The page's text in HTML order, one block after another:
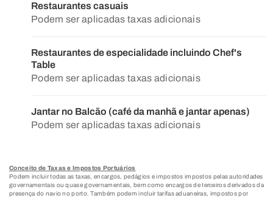
Restaurantes casuais
Podem ser aplicadas taxas adicionais
Restaurantes de especialidade incluindo Chef's
Table
Podem ser aplicadas taxas adicionais
Jantar no Balcão (café da manhã e jantar apenas)
Podem ser aplicadas taxas adicionais
Conceito de Taxas e Impostos Portuários
Podem incluir todas as taxas, encargos, pedágios e impostos impostos pelas autoridades
governamentais ou quase governamentais, bem como encargos de terceiros derivados da
presença do navio no porto. Também podem incluir tarifas aduaneiras, impostos por